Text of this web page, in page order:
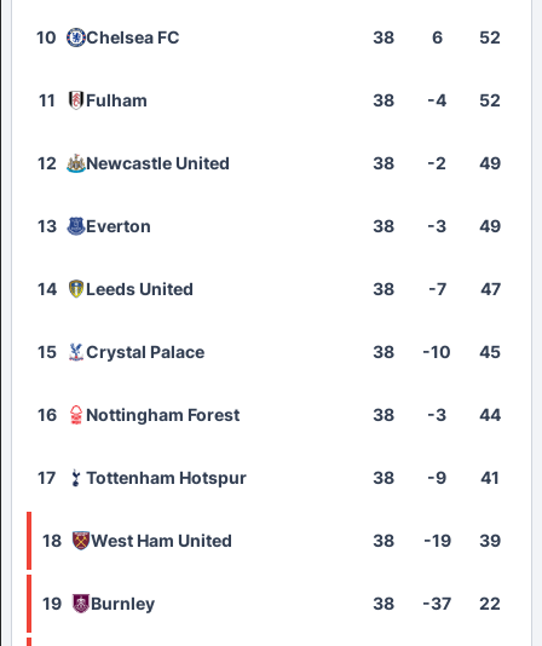
10 Chelsea FC 38 6 52
11 Fulham 38 -4 52
12 Newcastle United 38 -2 49
13 Everton 38 -3 49
14 Leeds United 38 -7 47
15 Crystal Palace 38 -10 45
16 Nottingham Forest 38 -3 44
17 Tottenham Hotspur 38 -9 41
18 West Ham United 38 -19 39
19 Burnley 38 -37 22